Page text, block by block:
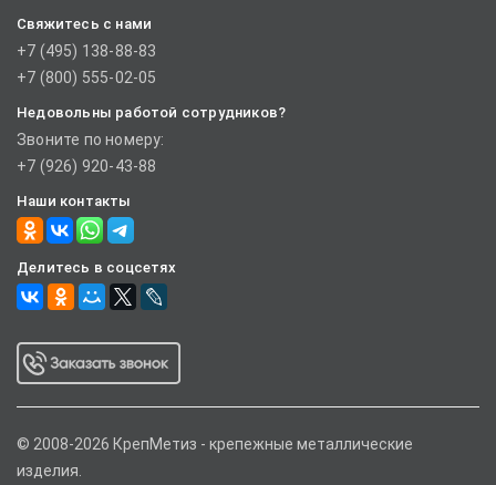
Свяжитесь с нами
+7 (495) 138-88-83
+7 (800) 555-02-05
Недовольны работой сотрудников?
Звоните по номеру:
+7 (926) 920-43-88
Наши контакты
Делитесь в соцсетях
© 2008-2026 КрепМетиз - крепежные металлические
изделия.